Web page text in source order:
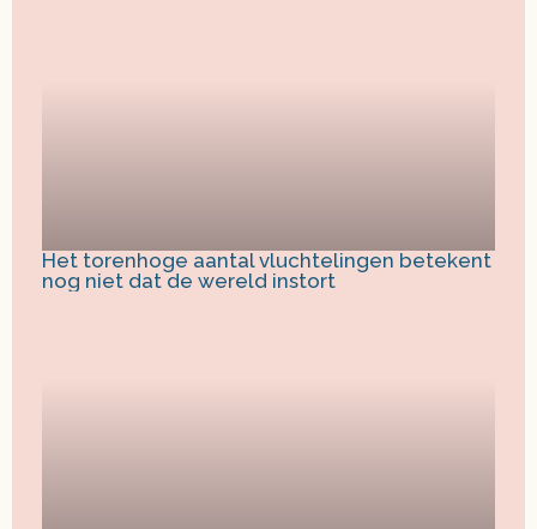
Het torenhoge aantal vluchtelingen betekent
nog niet dat de wereld instort